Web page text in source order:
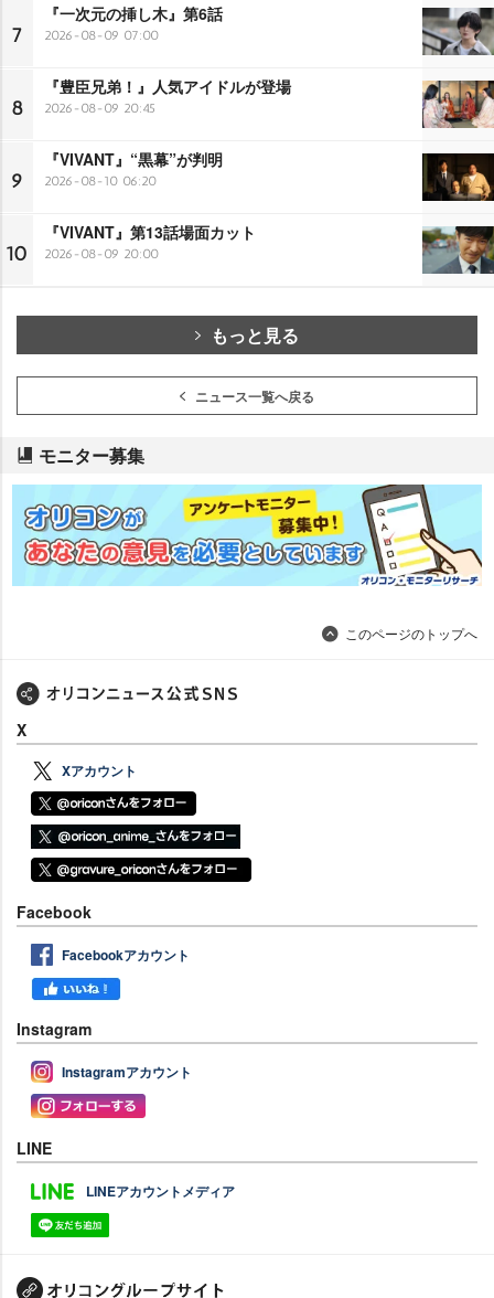
7
『一次元の挿し木』第6話
2026-08-09 07:00
8
『豊臣兄弟！』人気アイドルが登場
2026-08-09 20:45
9
『VIVANT』“黒幕”が判明
2026-08-10 06:20
10
『VIVANT』第13話場面カット
2026-08-09 20:00
もっと見る
ニュース一覧へ戻る
モニター募集
このページのトップへ
X
Xアカウント
Facebook
Facebookアカウント
Instagram
Instagramアカウント
LINE
LINEアカウントメディア